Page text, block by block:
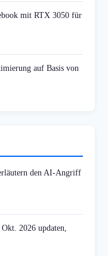
mit RTX 3050 für
auf Basis von
den AI-Angriff
2026 updaten,